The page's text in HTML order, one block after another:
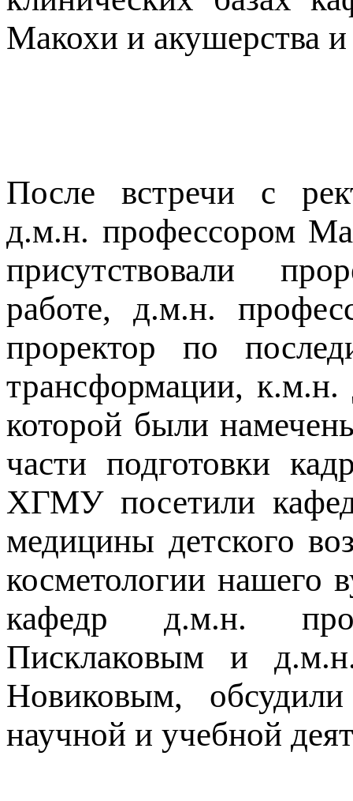
Макохи и акушерства
После встречи с
д.м.н. профессором
присутствовали
работе, д.м.н.
проректор по
трансформации,
которой были
части подготовки
ХГМУ посетили
медицины детского
косметологии нашего
кафедр д.м.н.
Писклаковым и
Новиковым,
научной и учебной